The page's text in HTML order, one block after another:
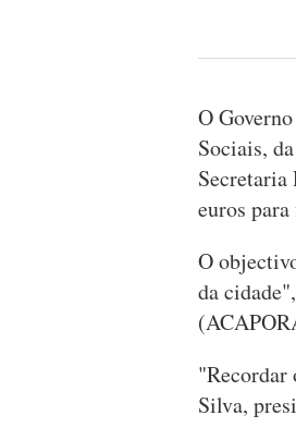
O
Sociais,
euros
O
da
"Recordar
Silva,